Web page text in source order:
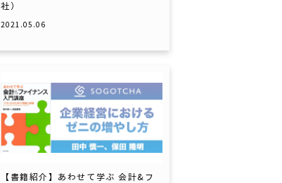
社）
2021.05.06
【書籍紹介】あわせて学ぶ 会計&フ